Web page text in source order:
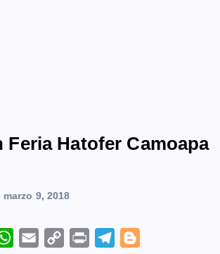
Feria Hatofer Camoapa
marzo 9, 2018
W
C